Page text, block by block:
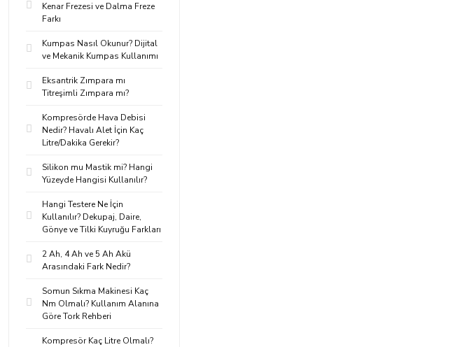
Kenar Frezesi ve Dalma Freze
Farkı
Kumpas Nasıl Okunur? Dijital
ve Mekanik Kumpas Kullanımı
Eksantrik Zımpara mı
Titreşimli Zımpara mı?
Kompresörde Hava Debisi
Nedir? Havalı Alet İçin Kaç
Litre/Dakika Gerekir?
Silikon mu Mastik mi? Hangi
Yüzeyde Hangisi Kullanılır?
Hangi Testere Ne İçin
Kullanılır? Dekupaj, Daire,
Gönye ve Tilki Kuyruğu Farkları
2 Ah, 4 Ah ve 5 Ah Akü
Arasındaki Fark Nedir?
Somun Sıkma Makinesi Kaç
Nm Olmalı? Kullanım Alanına
Göre Tork Rehberi
Kompresör Kaç Litre Olmalı?